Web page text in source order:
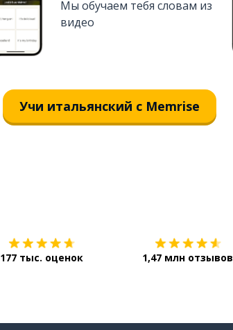
Мы обучаем тебя словам из
видео
Учи итальянский с Memrise
177 тыс. оценок 1,47 млн отзывов